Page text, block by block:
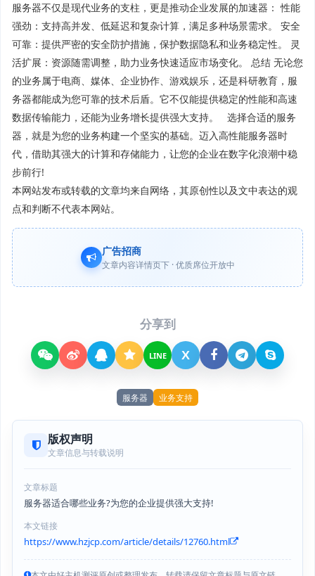
服务器不仅是现代业务的支柱，更是推动企业发展的加速器： 性能
强劲：支持高并发、低延迟和复杂计算，满足多种场景需求。 安全
可靠：提供严密的安全防护措施，保护数据隐私和业务稳定性。 灵
活扩展：资源随需调整，助力业务快速适应市场变化。 总结 无论您
的业务属于电商、媒体、企业协作、游戏娱乐，还是科研教育，服
务器都能成为您可靠的技术后盾。它不仅能提供稳定的性能和高速
数据传输能力，还能为业务增长提供强大支持。 选择合适的服务
器，就是为您的业务构建一个坚实的基础。迈入高性能服务器时
代，借助其强大的计算和存储能力，让您的企业在数字化浪潮中稳
步前行!
本网站发布或转载的文章均来自网络，其原创性以及文中表达的观
点和判断不代表本网站。
广告招商
文章内容详情页下 · 优质席位开放中
分享到
LINE X
服务器 业务支持
版权声明
文章信息与转载说明
文章标题
服务器适合哪些业务?为您的企业提供强大支持!
本文链接
https://www.hzjcp.com/article/details/12760.html